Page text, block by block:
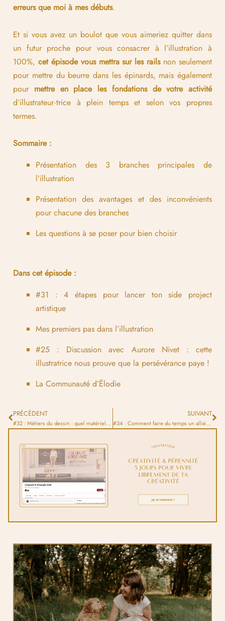
erreurs que moi à mes débuts.
Et si vous avez un boulot que vous aimeriez quitter dans
un futur proche pour vous consacrer à l’illustration à
100%, cet épisode vous mettra sur les railsnon seulement
pour mettre du beurre dans les épinards, mais également
pour mettre en place les fondations de votre activité
d’illustrateur·trice à plein temps et selon vos propres
termes.
Sommaire :
Présentation des 3 branches principales de
l’illustration
Présentation des avantages et des inconvénients
pour chacune des branches
Les questions à se poser pour bien choisir
Dans cet épisode :
#31 : 4 étapes pour lancer ton side project
artistique
Mes premiers pas dans l’illustration
#25 : Discussion avec Aurore Nivet : cette
illustratrice nous prouve que la persévérance paye !
La Communauté d’Ëlodie
PRÉCÉDENT
#32 : Métiers du dessin : quel matériel et logiciels pro choisir ?
SUIVANT
#34 : Comment faire du temps un allié et trouver du temps pour ses projets